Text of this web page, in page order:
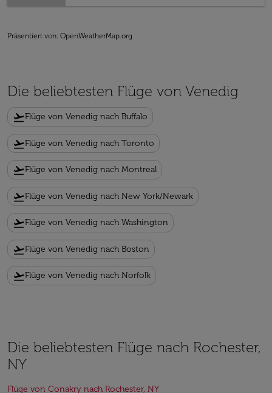
Präsentiert von: OpenWeatherMap.org
Die beliebtesten Flüge von Venedig
flight_takeoffFlüge von Venedig nach Buffalo
flight_takeoffFlüge von Venedig nach Toronto
flight_takeoffFlüge von Venedig nach Montreal
flight_takeoffFlüge von Venedig nach New York/Newark
flight_takeoffFlüge von Venedig nach Washington
flight_takeoffFlüge von Venedig nach Boston
flight_takeoffFlüge von Venedig nach Norfolk
Die beliebtesten Flüge nach Rochester,
NY
Flüge von Conakry nach Rochester, NY